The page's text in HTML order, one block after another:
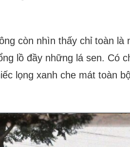
còn nhìn thấy chỉ toàn
lồ đầy những lá sen. Có
lọng xanh che mát toàn